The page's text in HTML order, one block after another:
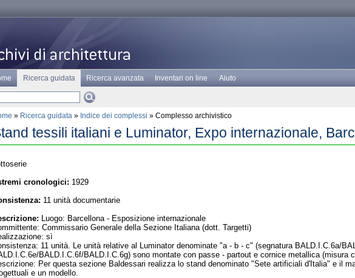
Ricerca guidata Ricerca avanzata Inventari on line Aiuto
» Ricerca guidata » Indice dei complessi » Complesso archivistico
tessili italiani e Luminator, Expo internazionale,
cronologici: 1929
11 unità documentarie
Luogo: Barcellona - Esposizione internazionale
Commissario Generale della Sezione Italiana (dott. Targetti)
sì
11 unità. Le unità relative al Luminator denominate "a - b - c" (segnatura BALD.I.C.6a/
BALD.I.C.6f/BALD.I.C.6g) sono montate con passe - partout e cornice metallica (misura
Per questa sezione Baldessari realizza lo stand denominato "Sete artificiali d'Italia" e il
e un modello.